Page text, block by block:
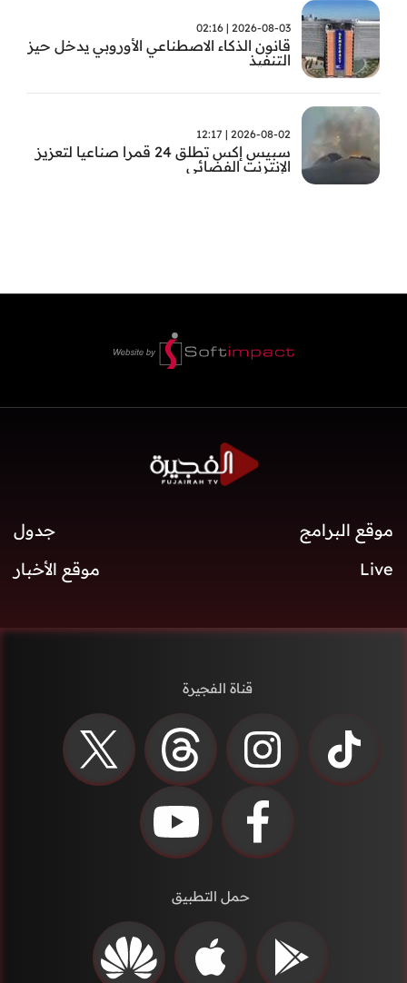
2026-08-03 | 02:16
قانون الذكاء الاصطناعي الأوروبي يدخل حيز
التنفيذ
2026-08-02 | 12:17
سبيس إكس تطلق 24 قمرا صناعيا لتعزيز
الإنترنت الفضائي
موقع البرامج
جدول
Live
موقع الأخبار
قناة الفجيرة
حمل التطبيق